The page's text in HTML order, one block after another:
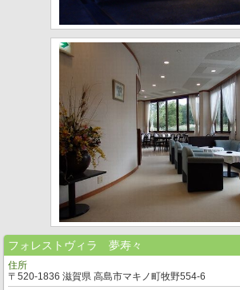
フォレストヴィラ 夢寿々
住所
〒520-1836 滋賀県 高島市マキノ町牧野554-6